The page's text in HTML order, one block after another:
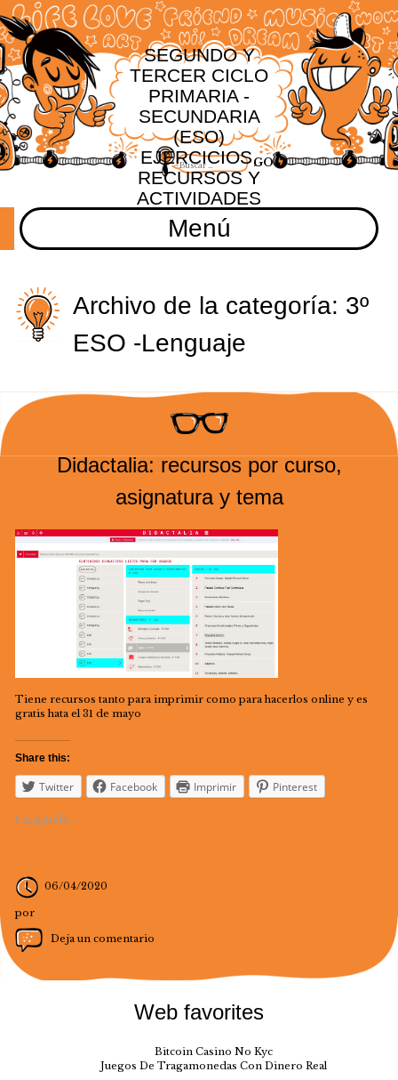
SEGUNDO Y
TERCER CICLO
PRIMARIA -
SECUNDARIA
(ESO)
EJERCICIOS,
RECURSOS Y
ACTIVIDADES
Menú
Archivo de la categoría: 3º
ESO -Lenguaje
Didactalia: recursos por curso,
asignatura y tema
Tiene recursos tanto para imprimir como para hacerlos online y es
gratis hata el 31 de mayo
Share this:
Twitter Facebook Imprimir Pinterest
Cargando...
06/04/2020
por
Deja un comentario
Web favorites
Bitcoin Casino No Kyc
Juegos De Tragamonedas Con Dinero Real